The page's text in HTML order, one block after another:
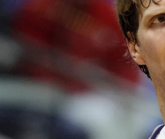
Curling
Futsal